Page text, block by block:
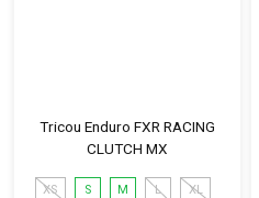
Tricou Enduro FXR RACING
CLUTCH MX
XS S M L XL